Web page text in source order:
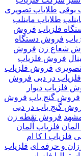
بوقی طلایاب تصویری
طلایاب ماینلب
فلزیاب فروش
یاب فروش دستگاه
شعاع زن فروش
فروش فلزیاب
فروش فلزیاب
در دبی فروش
فلزیاب دیوار
فروش گنج یاب فروش
گنج یاب در دبی
فروش نقطه زن
فلزیاب آلمان
فلزیاب ا کا ام
و حرفه ای فلزیاب